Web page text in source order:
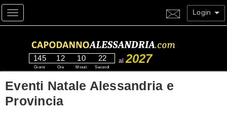
Toggle navigation Login
145
Giorni
12
Ore
10
Minuti
21
Secondi
al2027
Eventi Natale Alessandria e
Provincia